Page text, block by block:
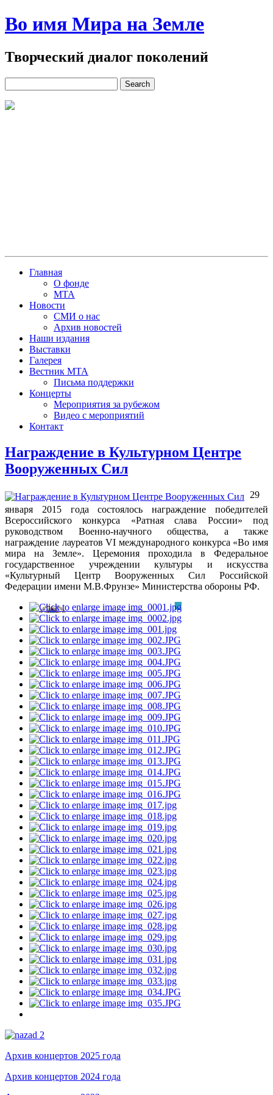
Во имя Мира на Земле
Творческий диалог поколений
Главная
О фонде
МТА
Новости
СМИ о нас
Архив новостей
Наши издания
Выставки
Галерея
Вестник МТА
Письма поддержки
Концерты
Мероприятия за рубежом
Видео с мероприятий
Контакт
Награждение в Культурном Центре
Вооруженных Сил
29
января 2015 года состоялось награждение победителей
Всероссийского конкурса «Ратная слава России» под
руководством Военно-научного общества, а также
награждение лауреатов VI международного конкурса «Во имя
мира на Земле». Церемония проходила в Федеральное
государственное учреждении культуры и искусства
«Культурный Центр Вооруженных Сил Российской
Федерации имени М.В.Фрунзе» Министерства обороны РФ.
Архив концертов 2025 года
Архив концертов 2024 года